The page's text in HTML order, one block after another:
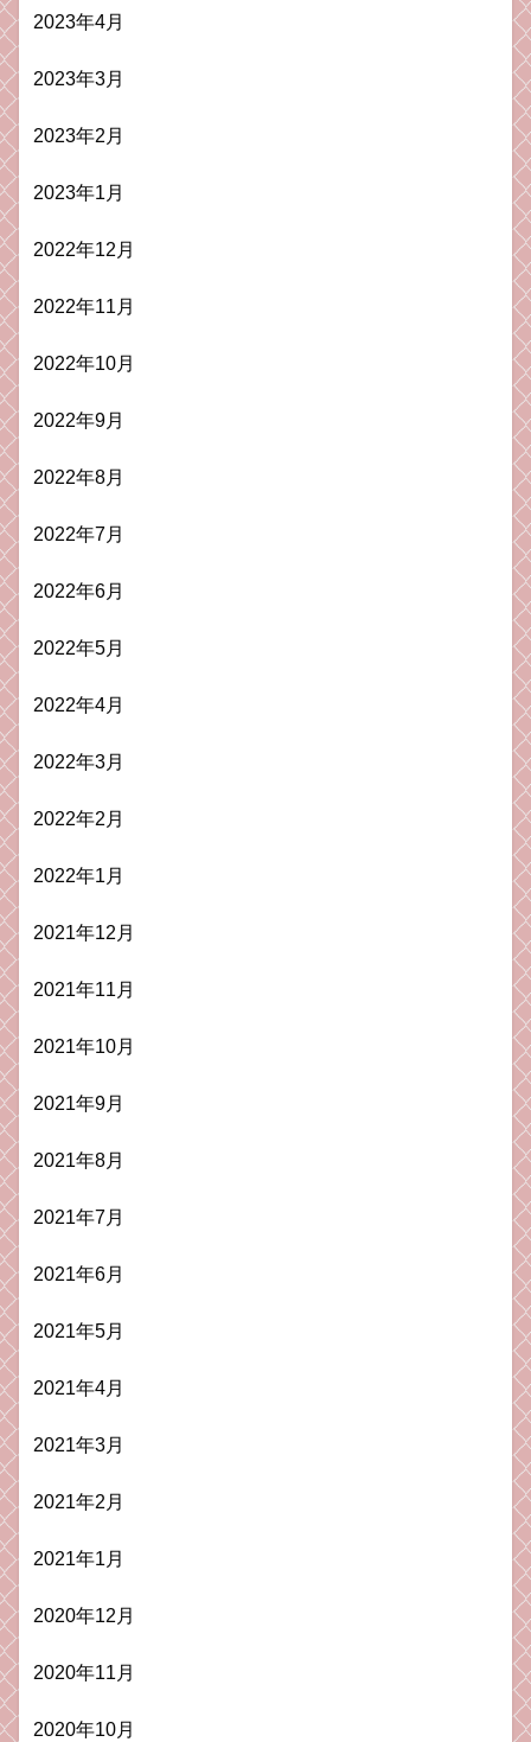
2023年4月
2023年3月
2023年2月
2023年1月
2022年12月
2022年11月
2022年10月
2022年9月
2022年8月
2022年7月
2022年6月
2022年5月
2022年4月
2022年3月
2022年2月
2022年1月
2021年12月
2021年11月
2021年10月
2021年9月
2021年8月
2021年7月
2021年6月
2021年5月
2021年4月
2021年3月
2021年2月
2021年1月
2020年12月
2020年11月
2020年10月